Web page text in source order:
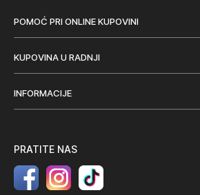
POMOĆ PRI ONLINE KUPOVINI
KUPOVINA U RADNJI
INFORMACIJE
PRATITE NAS